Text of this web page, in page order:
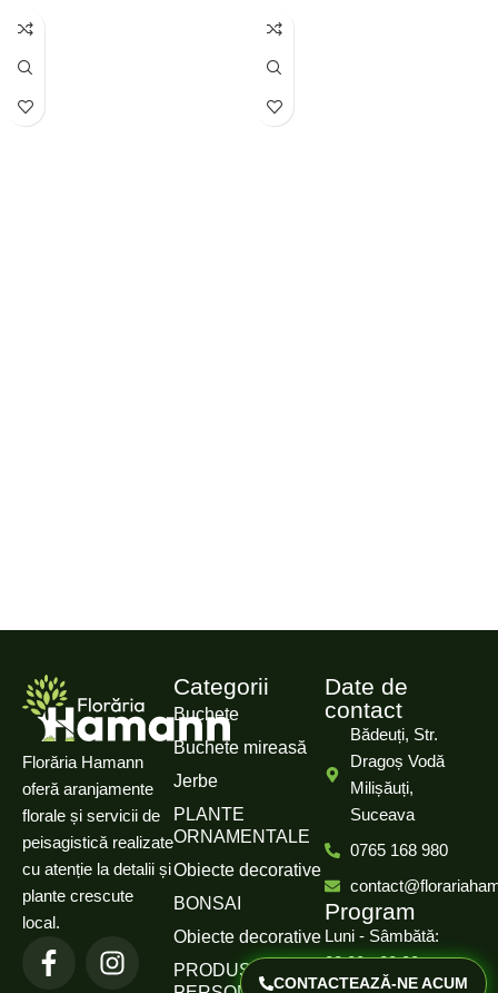
Florăria Hamann
oferă aranjamente
florale și servicii de
peisagistică realizate
cu atenție la detalii și
plante crescute
local.
Categorii
Buchete
Buchete mireasă
Jerbe
PLANTE
ORNAMENTALE
Obiecte decorative
BONSAI
Obiecte decorative
PRODUSE
Date de
contact
Bădeuți, Str.
Dragoș Vodă
Milișăuți,
Suceava
0765 168 980
Program
Luni - Sâmbătă:
08:00 - 20:00
CONTACTEAZĂ-NE ACUM